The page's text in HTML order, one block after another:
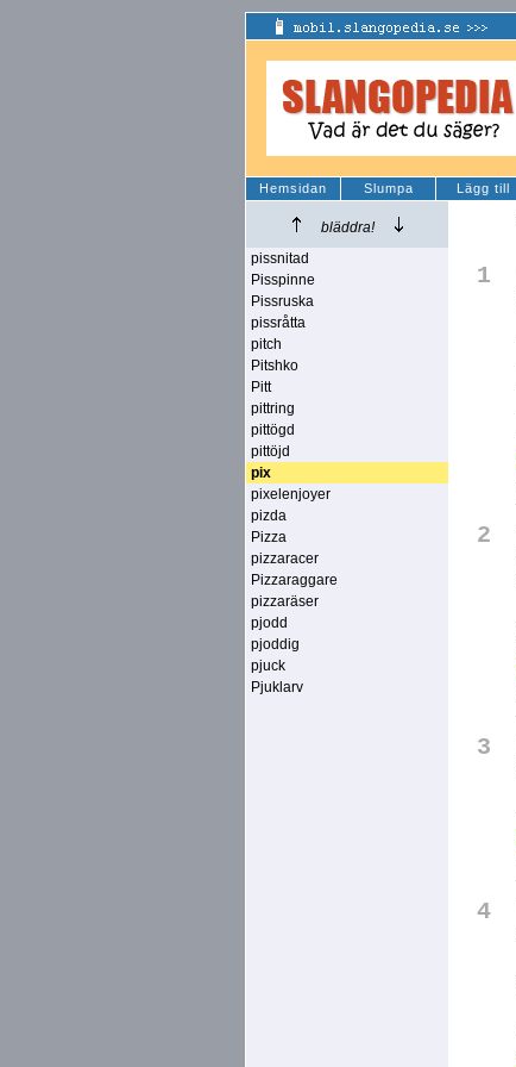
Hemsidan Slumpa Lägg till
bläddra!
pissnitad
Pisspinne
Pissruska
pissråtta
pitch
Pitshko
Pitt
pittring
pittögd
pittöjd
pix
pixelenjoyer
pizda
Pizza
pizzaracer
Pizzaraggare
pizzaräser
pjodd
pjoddig
pjuck
Pjuklarv
1
2
3
4